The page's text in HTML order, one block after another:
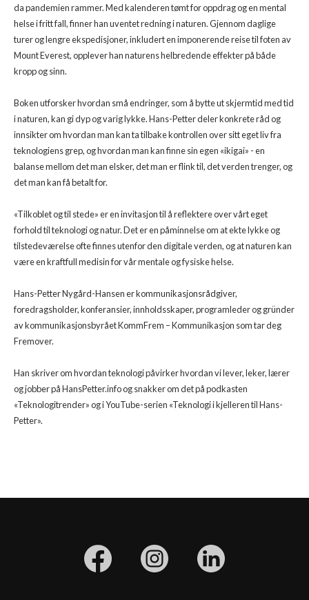
da pandemien rammer. Med kalenderen tømt for oppdrag og en mental
helse i fritt fall, finner han uventet redning i naturen. Gjennom daglige
turer og lengre ekspedisjoner, inkludert en imponerende reise til foten av
Mount Everest, opplever han naturens helbredende effekter på både
kropp og sinn.
Boken utforsker hvordan små endringer, som å bytte ut skjermtid med tid
i naturen, kan gi dyp og varig lykke. Hans-Petter deler konkrete råd og
innsikter om hvordan man kan ta tilbake kontrollen over sitt eget liv fra
teknologiens grep, og hvordan man kan finne sin egen «ikigai» - en
balanse mellom det man elsker, det man er flink til, det verden trenger, og
det man kan få betalt for.
«Tilkoblet og til stede» er en invitasjon til å reflektere over vårt eget
forhold til teknologi og natur. Det er en påminnelse om at ekte lykke og
tilstedeværelse ofte finnes utenfor den digitale verden, og at naturen kan
være en kraftfull medisin for vår mentale og fysiske helse.
Hans-Petter Nygård-Hansen er kommunikasjonsrådgiver,
foredragsholder, konferansier, innholdsskaper, programleder og gründer
av kommunikasjonsbyrået KommFrem – Kommunikasjon som tar deg
Fremover.
Han skriver om hvordan teknologi påvirker hvordan vi lever, leker, lærer
og jobber på HansPetter.info og snakker om det på podkasten
«Teknologitrender» og i YouTube-serien «Teknologi i kjelleren til Hans-
Petter».